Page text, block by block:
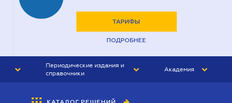
ТАРИФЫ
ПОДРОБНЕЕ
Периодические издания и
справочники
Академия